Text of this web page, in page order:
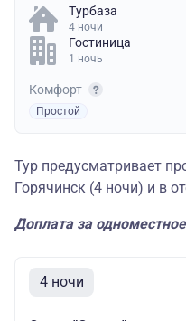
Турбаза
4 ночи
Гостиница
1 ночь
Комфорт
Простой
Тур предусматривает
Горячинск (4 ночи) и в
Доплата за
4 ночи